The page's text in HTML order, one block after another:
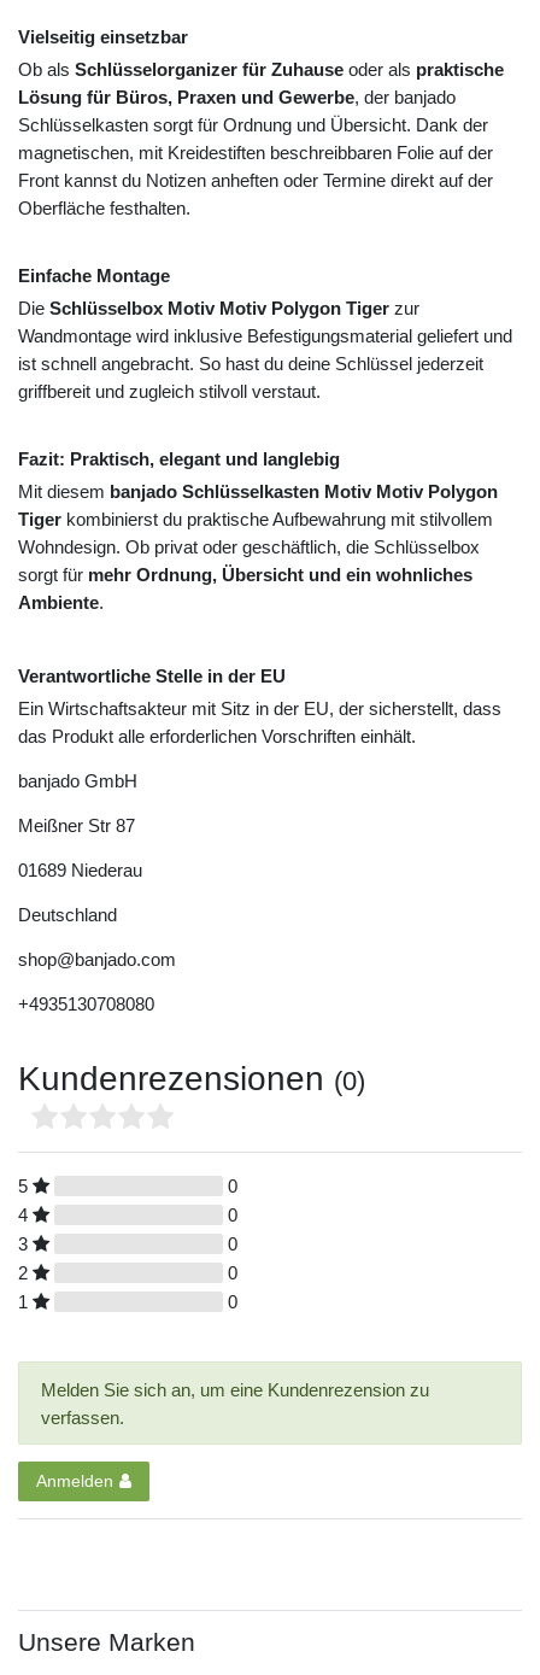
Vielseitig einsetzbar
Ob als Schlüsselorganizer für Zuhause oder als praktische
Lösung für Büros, Praxen und Gewerbe, der banjado
Schlüsselkasten sorgt für Ordnung und Übersicht. Dank der
magnetischen, mit Kreidestiften beschreibbaren Folie auf der
Front kannst du Notizen anheften oder Termine direkt auf der
Oberfläche festhalten.
Einfache Montage
Die Schlüsselbox Motiv Motiv Polygon Tiger zur
Wandmontage wird inklusive Befestigungsmaterial geliefert und
ist schnell angebracht. So hast du deine Schlüssel jederzeit
griffbereit und zugleich stilvoll verstaut.
Fazit: Praktisch, elegant und langlebig
Mit diesem banjado Schlüsselkasten Motiv Motiv Polygon
Tiger kombinierst du praktische Aufbewahrung mit stilvollem
Wohndesign. Ob privat oder geschäftlich, die Schlüsselbox
sorgt für mehr Ordnung, Übersicht und ein wohnliches
Ambiente.
Verantwortliche Stelle in der EU
Ein Wirtschaftsakteur mit Sitz in der EU, der sicherstellt, dass
das Produkt alle erforderlichen Vorschriften einhält.
banjado GmbH
Meißner Str 87
01689 Niederau
Deutschland
shop@banjado.com
+4935130708080
Kundenrezensionen (0)
5
0
4
0
3
0
2
0
1
0
Melden Sie sich an, um eine Kundenrezension zu
verfassen.
Anmelden
Unsere Marken